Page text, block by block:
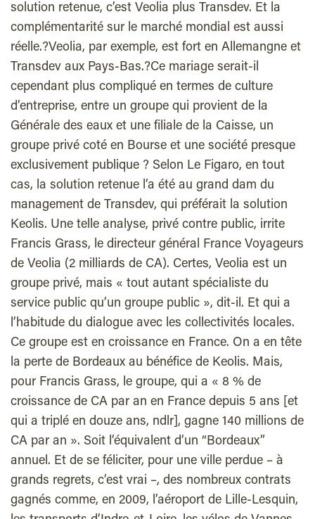
solution retenue, c’est Veolia plus Transdev. Et la
complémentarité sur le marché mondial est aussi
réelle.?Veolia, par exemple, est fort en Allemangne et
Transdev aux Pays-Bas.?Ce mariage serait-il
cependant plus compliqué en termes de culture
d’entreprise, entre un groupe qui provient de la
Générale des eaux et une filiale de la Caisse, un
groupe privé coté en Bourse et une société presque
exclusivement publique ? Selon Le Figaro, en tout
cas, la solution retenue l’a été au grand dam du
management de Transdev, qui préférait la solution
Keolis. Une telle analyse, privé contre public, irrite
Francis Grass, le directeur général France Voyageurs
de Veolia (2 milliards de CA). Certes, Veolia est un
groupe privé, mais « tout autant spécialiste du
service public qu’un groupe public », dit-il. Et qui a
l’habitude du dialogue avec les collectivités locales.
Ce groupe est en croissance en France. On a en tête
la perte de Bordeaux au bénéfice de Keolis. Mais,
pour Francis Grass, le groupe, qui a « 8 % de
croissance de CA par an en France depuis 5 ans [et
qui a triplé en douze ans, ndlr], gagne 140 millions de
CA par an ». Soit l’équivalent d’un “Bordeaux”
annuel. Et de se féliciter, pour une ville perdue – à
grands regrets, c’est vrai –, des nombreux contrats
gagnés comme, en 2009, l’aéroport de Lille-Lesquin,